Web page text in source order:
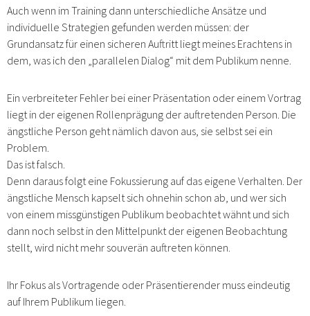
Auch wenn im Training dann unterschiedliche Ansätze und
individuelle Strategien gefunden werden müssen: der
Grundansatz für einen sicheren Auftritt liegt meines Erachtens in
dem, was ich den „parallelen Dialog“ mit dem Publikum nenne.
Ein verbreiteter Fehler bei einer Präsentation oder einem Vortrag
liegt in der eigenen Rollenprägung der auftretenden Person. Die
ängstliche Person geht nämlich davon aus, sie selbst sei ein
Problem.
Das ist falsch.
Denn daraus folgt eine Fokussierung auf das eigene Verhalten. Der
ängstliche Mensch kapselt sich ohnehin schon ab, und wer sich
von einem missgünstigen Publikum beobachtet wähnt und sich
dann noch selbst in den Mittelpunkt der eigenen Beobachtung
stellt, wird nicht mehr souverän auftreten können.
Ihr Fokus als Vortragende oder Präsentierender muss eindeutig
auf Ihrem Publikum liegen.